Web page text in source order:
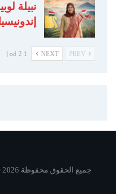
نبيلة
NEXT
1 od 2 |
جميع الحقوق محفوظة 2026 © مسلمون حول العالم -